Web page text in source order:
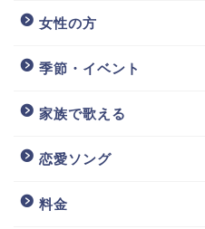
女性の方
季節・イベント
家族で歌える
恋愛ソング
料金